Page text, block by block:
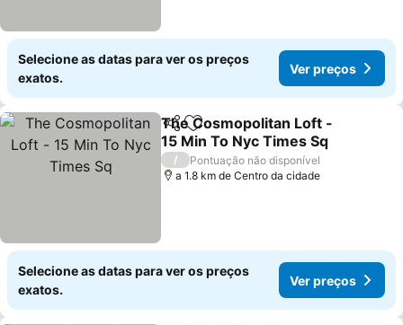
Selecione as datas para ver os preços
exatos.
Ver preços
PartilharAdicionar aos favoritos
The Cosmopolitan Loft -
15 Min To Nyc Times Sq
/
Pontuação não disponível
a 1.8 km de Centro da cidade
Selecione as datas para ver os preços
exatos.
Ver preços